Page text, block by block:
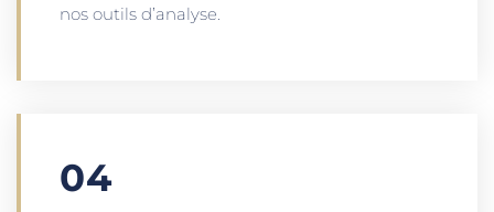
nos outils d’analyse.
04